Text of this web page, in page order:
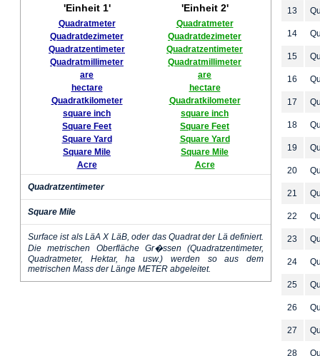
'Einheit 1' 'Einheit 2'
Quadratmeter
Quadratdezimeter
Quadratzentimeter
Quadratmillimeter
are
hectare
Quadratkilometer
square inch
Square Feet
Square Yard
Square Mile
Acre
Quadratmeter
Quadratdezimeter
Quadratzentimeter
Quadratmillimeter
are
hectare
Quadratkilometer
square inch
Square Feet
Square Yard
Square Mile
Acre
Quadratzentimeter
Square Mile
Surface ist als LäA X LäB, oder das Quadrat der Lä definiert.
Die metrischen Oberfläche Gr�ssen (Quadratzentimeter,
Quadratmeter, Hektar, ha usw.) werden so aus dem
metrischen Mass der Länge METER abgeleitet.
13
14
15
16
17
18
19
20
21
22
23
24
25
26
27
28